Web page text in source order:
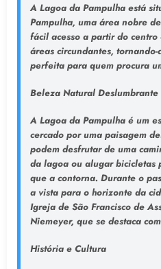
A Lagoa da Pampulha está
Pampulha, uma área nobre
fácil acesso a partir do
áreas circundantes,
perfeita para quem procura
Beleza Natural Deslumbrante
A Lagoa da Pampulha é um
cercado por uma paisagem
podem desfrutar de uma
da lagoa ou alugar bicicletas
que a contorna. Durante o
a vista para o horizonte da
Igreja de São Francisco de
Niemeyer, que se destaca
História e Cultura